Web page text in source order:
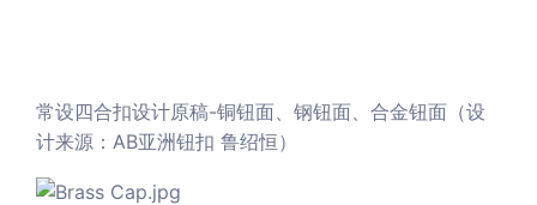
常设四合扣设计原稿-铜钮面、钢钮面、合金钮面（设
计来源：AB亚洲钮扣 鲁绍恒）